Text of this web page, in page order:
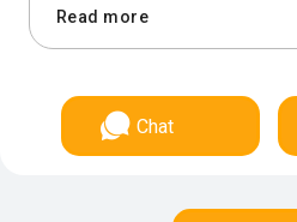
Read more
Chat